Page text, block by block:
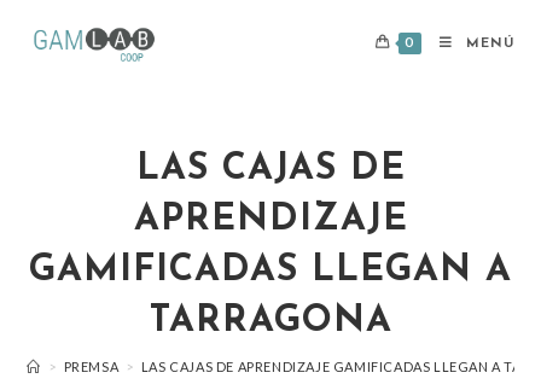
0 MENÚ
LAS CAJAS DE
APRENDIZAJE
GAMIFICADAS LLEGAN A
TARRAGONA
> PREMSA > LAS CAJAS DE APRENDIZAJE GAMIFICADAS LLEGAN A